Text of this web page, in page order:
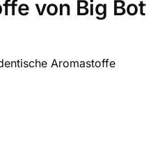
von Big
Aromastoffe